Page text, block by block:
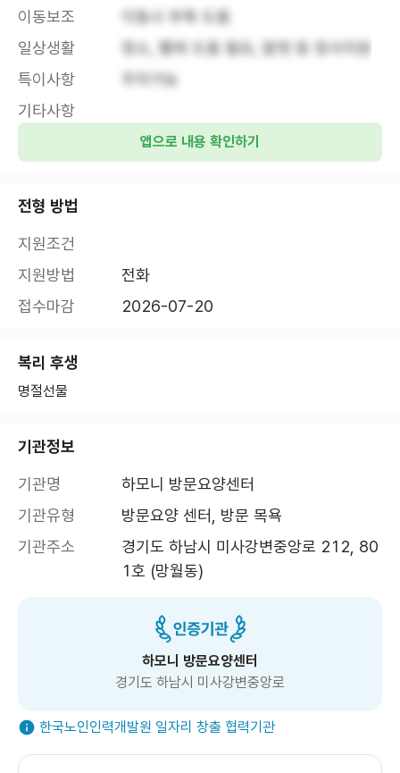
이동보조
이동시 부축 도움
일상생활
청소, 빨래 도움 필요, 말벗 등 정서지원
특이사항
주차가능
기타사항
앱으로 내용 확인하기
전형 방법
지원조건
지원방법
전화
접수마감
2026-07-20
복리 후생
명절선물
기관정보
기관명
하모니 방문요양센터
기관유형
방문요양 센터, 방문 목욕
기관주소
경기도 하남시 미사강변중앙로 212, 80
1호 (망월동)
하모니 방문요양센터
경기도 하남시 미사강변중앙로
한국노인인력개발원 일자리 창출 협력기관